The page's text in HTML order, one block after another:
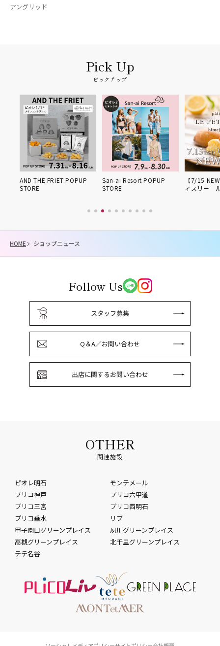
アングリッド
ピックアップ
AND THE FRIET POPUP
STORE
San-ai Resort POPUP
STORE
【7/15
ィスリー
HOME ショップニュース
Follow Us
スタッフ募集
Q＆A／お問い合わせ
出店に関するお問い合わせ
OTHER
関連施設
ピオレ明石
モンテメール
プリコ神戸
プリコ六甲道
プリコ三宮
プリコ西明石
プリコ垂水
リブ
甲子園口グリーンプレイス
夙川グリーンプレイス
高槻グリーンプレイス
北千里グリーンプレイス
テテ名谷